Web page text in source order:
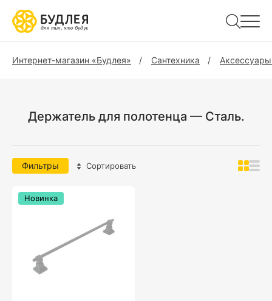
Интернет-магазин «Будлея» Сантехника
Держатель для полотенца — Сталь.
Фильтры Сортировать
Новинка